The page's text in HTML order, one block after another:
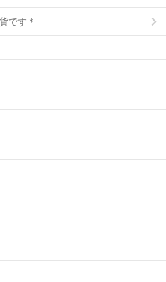
です＊